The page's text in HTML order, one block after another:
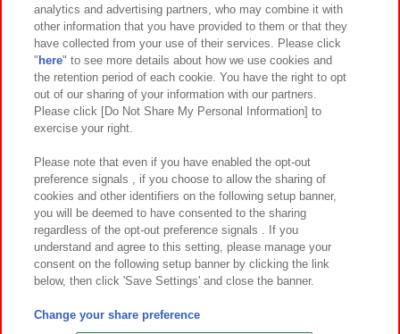
関連会社 サステナビリティ サイトポリシー
プライバシーポリシー ウェブアクセシビリティ方針と検証結果
お取引先さまとともに
カスタマーハラスメント対応方針 よくあるご質問・お問い合わせ
©Bandai Namco Amusement Inc.
©Bandai Namco Amusement Lab Inc.
analytics and advertising partners, who may combine it with
other information that you have provided to them or that they
have collected from your use of their services. Please click
" here" to see more details about how we use cookies and
the retention period of each cookie. You have the right to opt
out of our sharing of your information with our partners.
Please click [Do Not Share My Personal Information] to
exercise your right.
Please note that even if you have enabled the opt-out
preference signals , if you choose to allow the sharing of
cookies and other identifiers on the following setup banner,
you will be deemed to have consented to the sharing
regardless of the opt-out preference signals . If you
understand and agree to this setting, please manage your
consent on the following setup banner by clicking the link
below, then click 'Save Settings' and close the banner.
Change your share preference